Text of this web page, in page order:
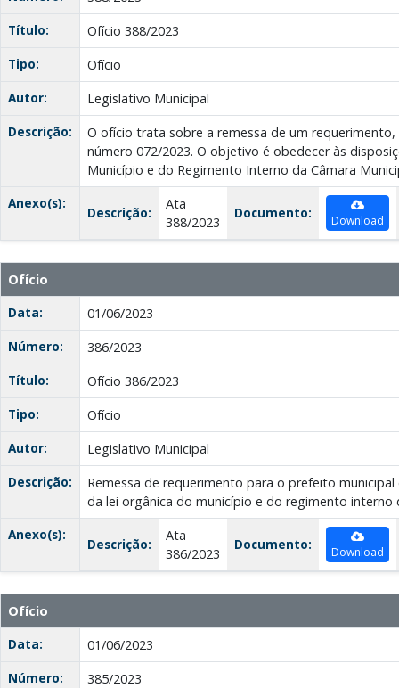
Título:
Ofício 388/2023
Tipo:
Ofício
Autor:
Legislativo Municipal
Descrição:
O ofício trata sobre a remessa de um
número 072/2023. O objetivo é obedecer às
Município e do Regimento Interno da Câmara
Anexo(s):
Descrição:
Ata
388/2023
Documento: Download
Ofício
Data:
01/06/2023
Número:
386/2023
Título:
Ofício 386/2023
Tipo:
Ofício
Autor:
Legislativo Municipal
Descrição:
Remessa de requerimento para o prefeito
da lei orgânica do município e do regimento interno
Anexo(s):
Descrição:
Ata
386/2023
Documento: Download
Ofício
Data:
01/06/2023
Número:
385/2023